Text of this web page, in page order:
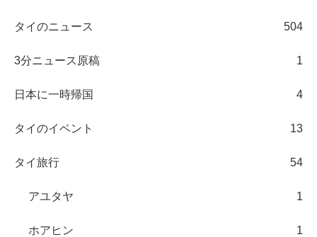
タイのニュース 504
3分ニュース原稿 1
日本に一時帰国 4
タイのイベント 13
タイ旅行 54
アユタヤ 1
ホアヒン 1